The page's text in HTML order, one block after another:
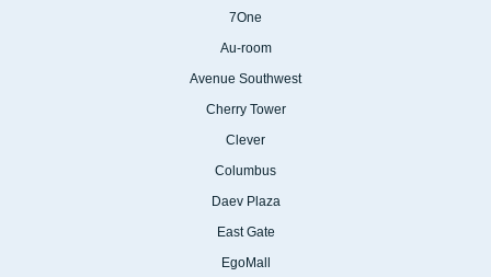
Мы проводим замеры
лучшими показателями сигнала
и скорости.
7One
Au-room
Avenue Southwest
Cherry Tower
Clever
Columbus
Daev Plaza
East Gate
EgoMall